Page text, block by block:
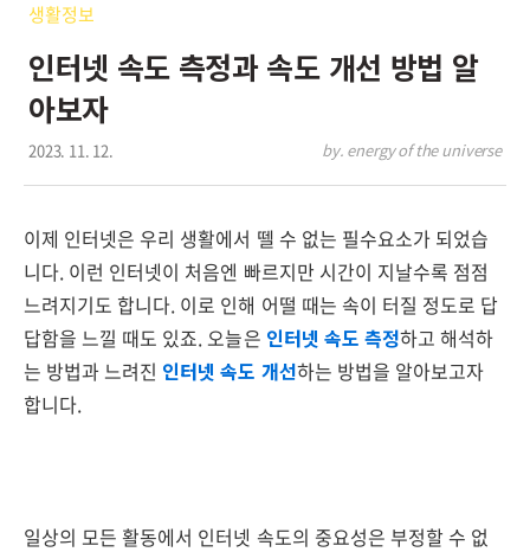
생활정보
인터넷 속도 측정과 속도 개선 방법 알
아보자
2023. 11. 12. by. energy of the universe
이제 인터넷은 우리 생활에서 뗄 수 없는 필수요소가 되었습
니다. 이런 인터넷이 처음엔 빠르지만 시간이 지날수록 점점
느려지기도 합니다. 이로 인해 어떨 때는 속이 터질 정도로 답
답함을 느낄 때도 있죠. 오늘은 인터넷 속도 측정하고 해석하
는 방법과 느려진 인터넷 속도 개선하는 방법을 알아보고자
합니다.
일상의 모든 활동에서 인터넷 속도의 중요성은 부정할 수 없